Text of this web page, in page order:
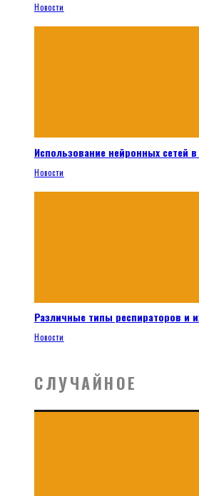
Новости
Использование нейронных сетей
Новости
Различные типы респираторов и
Новости
СЛУЧАЙНОЕ